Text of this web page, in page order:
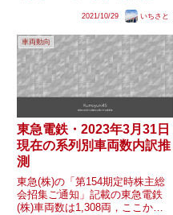
換えられた編成に限ると、全車両
保存）されましたが、輸送方法だ
けで3通りあり、一...
2021/10/29 いちさと
車両動向
東急電鉄・2023年3月31日
現在の系列別車両数内訳推
測
東急(株)の「第154期定時株主総
会招集ご通知」記載の東急電鉄
(株)車両数は1,308両，ここから